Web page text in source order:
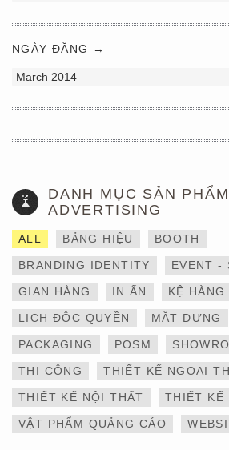
NGÀY ĐĂNG →
March 2014
DANH MỤC SẢN
ADVERTISING
ALL BẢNG HIỆU BOOTH
BRANDING IDENTITY EVENT -
GIAN HÀNG IN ẤN KỆ HÀNG
LỊCH ĐỘC QUYỀN MẶT DỰNG
PACKAGING POSM
THI CÔNG THIẾT KẾ NGOẠI
THIẾT KẾ NỘI THẤT THIẾT KẾ
VẬT PHẨM QUẢNG CÁO
THIẾT KẾ VÀ THI CÔNG
GIAN HÀNG 6×9 TẠI
TRIỂN LÃM IBTE 2024 –
TỐI ƯU KHÔNG GIAN,
GIA TĂNG GIÁ TRỊ
THƯƠNG HIỆU